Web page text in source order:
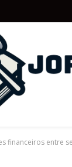
financeiros entre